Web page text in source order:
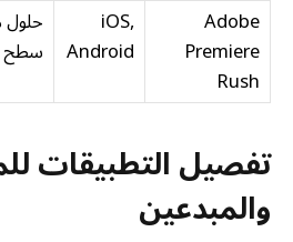
Adobe
Premiere
Rush
iOS,
Android
حلول
سطح
تفصيل التطبيقات
والمبدعين